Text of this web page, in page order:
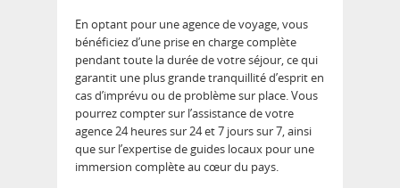
En optant pour une agence de voyage, vous
bénéficiez d’une prise en charge complète
pendant toute la durée de votre séjour, ce qui
garantit une plus grande tranquillité d’esprit en
cas d’imprévu ou de problème sur place. Vous
pourrez compter sur l’assistance de votre
agence 24 heures sur 24 et 7 jours sur 7, ainsi
que sur l’expertise de guides locaux pour une
immersion complète au cœur du pays.